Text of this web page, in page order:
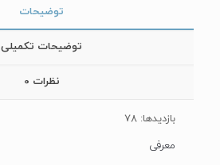
توضیحات
توضیحات تکمیلی
نظرات 0
بازدیدها: 78
معرفی